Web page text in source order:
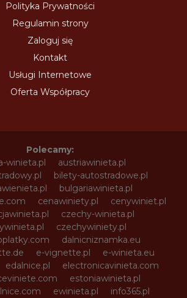
Polityka Prywatności
Regulamin strony
Zaloguj się
Kontakt
Usługi Internetowe
Oferta Współpracy
Polecamy:
winieta.pl
austriawinieta.pl
bilety-autostradowe.pl
bulgariawinieta.pl
cenawiniety.pl
cenywiniet.pl
czechy-winieta.pl
czechywiniety.pl
dalnicniznamka.eu
e-vignette.pl
e-winieta.eu
edalnice.pl
electronicavinieta.com
estoniawinieta.pl
ewinieta.pl
info365.pl